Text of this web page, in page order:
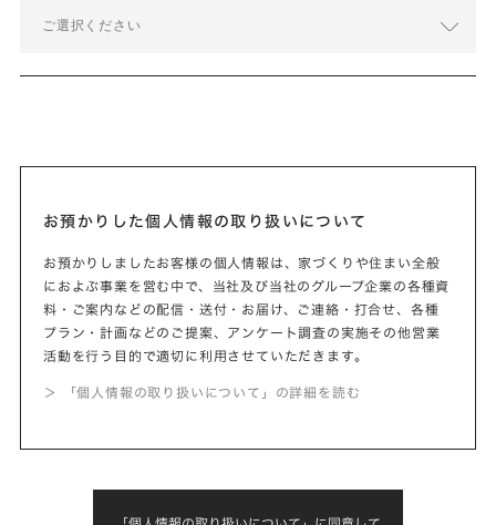
ご選択ください
お預かりした個人情報の取り扱いについて
お預かりしましたお客様の個人情報は、家づくりや住まい全般
におよぶ事業を営む中で、当社及び当社のグループ企業の各種資
料・ご案内などの配信・送付・お届け、ご連絡・打合せ、各種
プラン・計画などのご提案、アンケート調査の実施その他営業
活動を行う目的で適切に利用させていただきます。
＞ 「個人情報の取り扱いについて」の詳細を読む